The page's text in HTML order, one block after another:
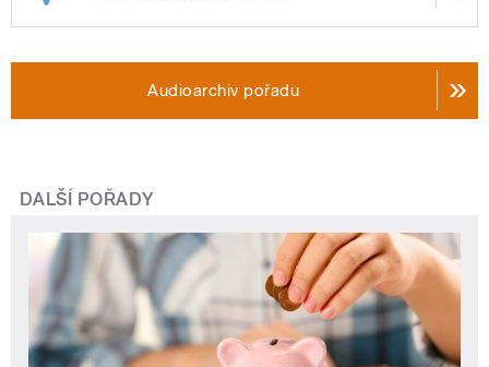
Audioarchiv pořadu
DALŠÍ POŘADY